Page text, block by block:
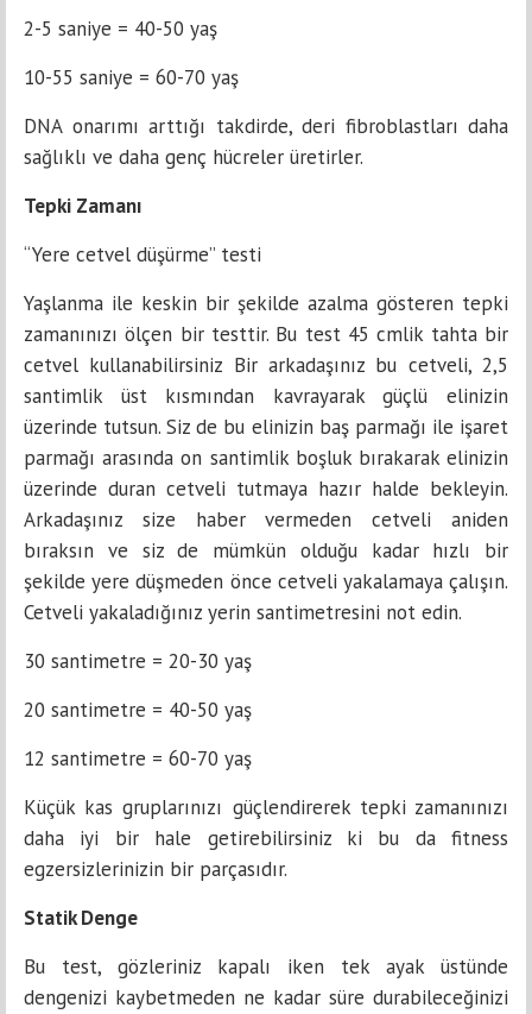
2-5 saniye = 40-50 yaş
10-55 saniye = 60-70 yaş
DNA onarımı arttığı takdirde, deri fibroblastları daha
sağlıklı ve daha genç hücreler üretirler.
Tepki Zamanı
“Yere cetvel düşürme” testi
Yaşlanma ile keskin bir şekilde azalma gösteren tepki
zamanınızı ölçen bir testtir. Bu test 45 cmlik tahta bir
cetvel kullanabilirsiniz Bir arkadaşınız bu cetveli, 2,5
santimlik üst kısmından kavrayarak güçlü elinizin
üzerinde tutsun. Siz de bu elinizin baş parmağı ile işaret
parmağı arasında on santimlik boşluk bırakarak elinizin
üzerinde duran cetveli tutmaya hazır halde bekleyin.
Arkadaşınız size haber vermeden cetveli aniden
bıraksın ve siz de mümkün olduğu kadar hızlı bir
şekilde yere düşmeden önce cetveli yakalamaya çalışın.
Cetveli yakaladığınız yerin santimetresini not edin.
30 santimetre = 20-30 yaş
20 santimetre = 40-50 yaş
12 santimetre = 60-70 yaş
Küçük kas gruplarınızı güçlendirerek tepki zamanınızı
daha iyi bir hale getirebilirsiniz ki bu da fitness
egzersizlerinizin bir parçasıdır.
Statik Denge
Bu test, gözleriniz kapalı iken tek ayak üstünde
dengenizi kaybetmeden ne kadar süre durabileceğinizi